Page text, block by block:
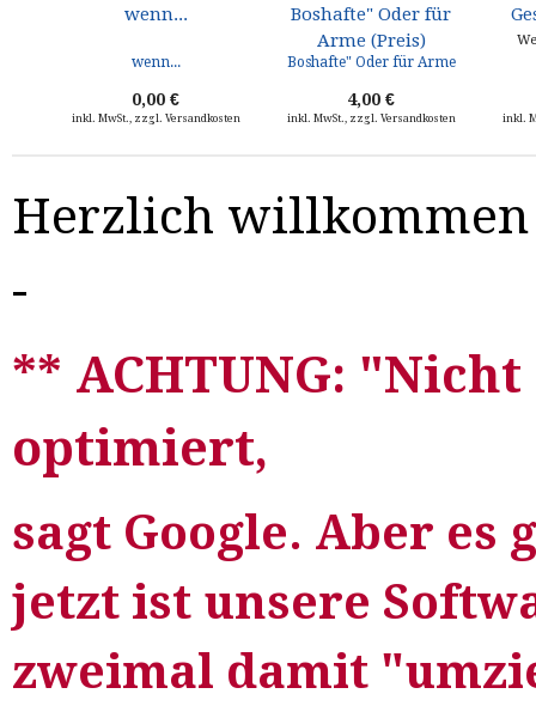
wenn...
0,00 €
inkl. MwSt., zzgl. Versandkosten
Boshafte" Oder für
Arme (Preis)
4,00 €
inkl. MwSt., zzgl. Versandkosten inkl.
Herzlich
-
** ACHTUNG:
optimiert,
sagt Google. Aber es
jetzt ist unsere
zweimal damit